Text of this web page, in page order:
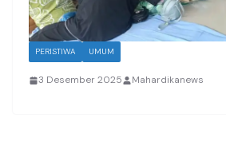
PERISTIWA UMUM
3 Desember 2025 Mahardikanews